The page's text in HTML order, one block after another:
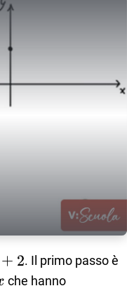
+ 2. Il primo passo è
che hanno